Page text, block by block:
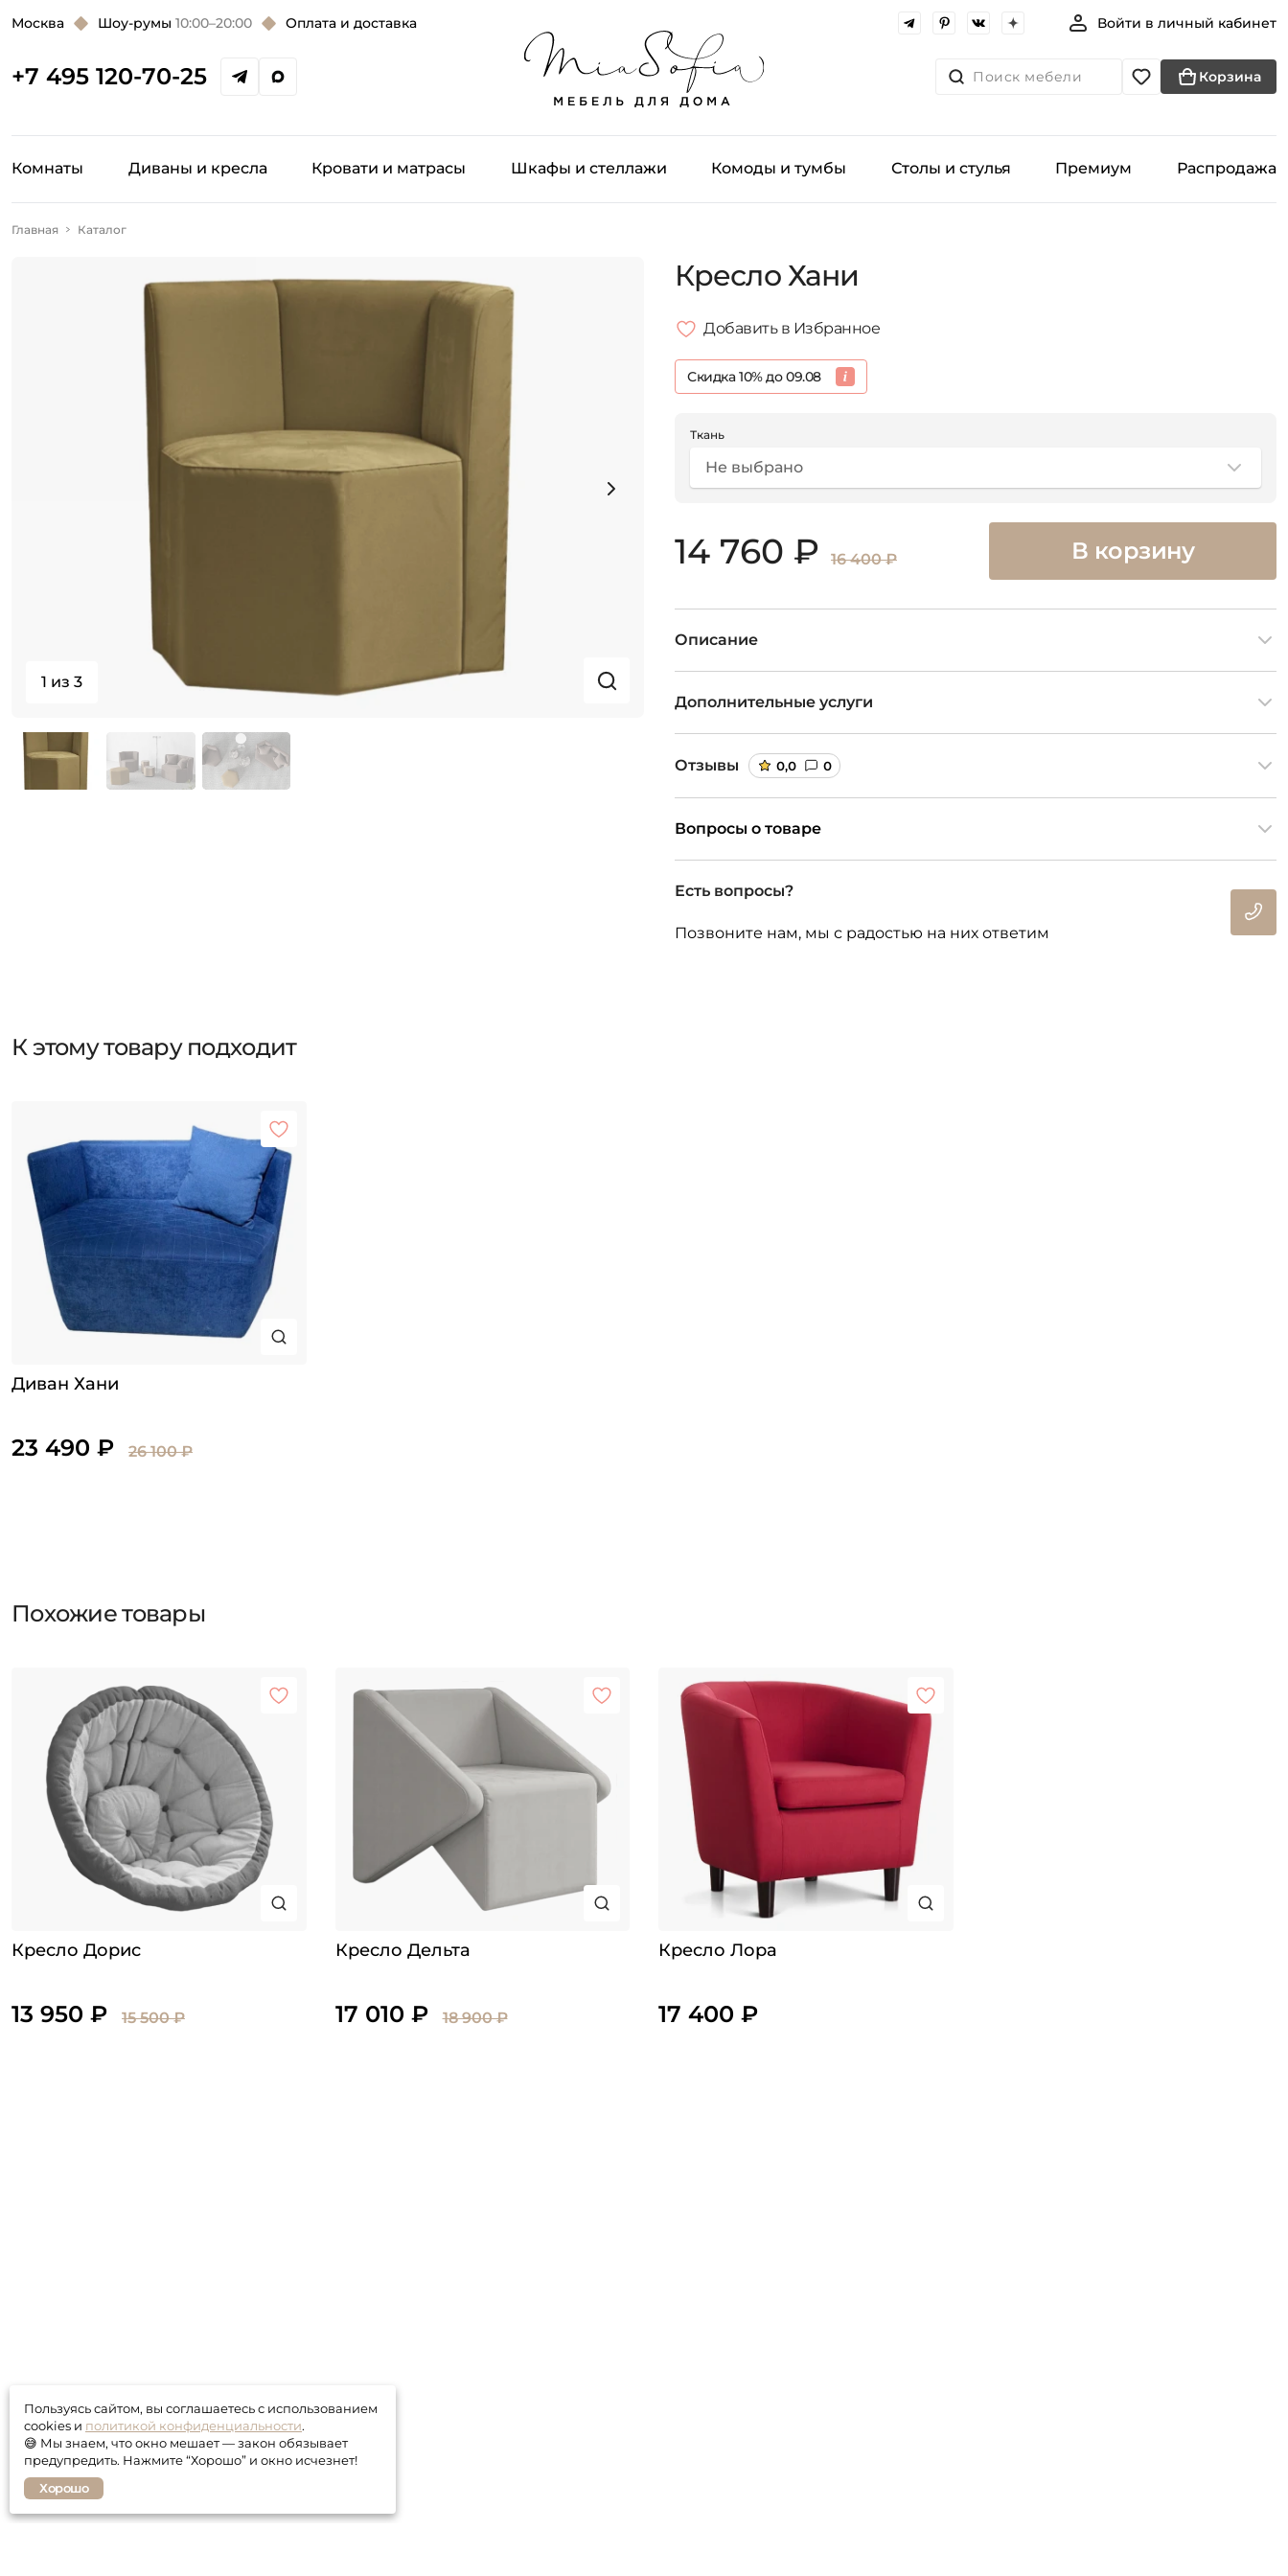
Москва Шоу-румы 10:00–20:00 Оплата и доставка Войти в личный кабинет
+7 495 120-70-25 Поиск мебели Корзина
Комнаты Диваны и кресла Кровати и матрасы Шкафы и стеллажи Комоды и тумбы Столы и стулья Премиум Распродажа
Главная Каталог
1 из 3
Кресло Хани
Добавить в Избранное
Скидка 10% до 09.08
Ткань
Не выбрано
14 760 ₽ 16 400 ₽ В корзину
Описание
Дополнительные услуги
Отзывы 0,0 0
Вопросы о товаре
Есть вопросы?
Позвоните нам, мы с радостью на них ответим
К этому товару подходит
Диван Хани
23 490 ₽ 26 100 ₽
Похожие товары
Кресло Дорис
13 950 ₽ 15 500 ₽
Кресло Дельта
17 010 ₽ 18 900 ₽
Кресло Лора
17 400 ₽
Пользуясь сайтом, вы соглашаетесь с использованием
cookies и политикой конфиденциальности.
😅 Мы знаем, что окно мешает — закон обязывает
предупредить. Нажмите “Хорошо” и окно исчезнет!
Хорошо